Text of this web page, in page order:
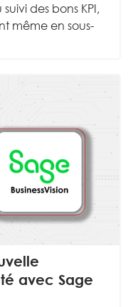
des bons KPI,
même en sous-
avec Sage